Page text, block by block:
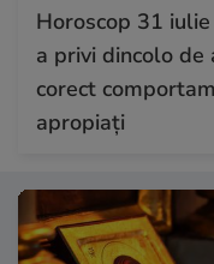
Horoscop 31
a privi dincolo de
corect
apropiați